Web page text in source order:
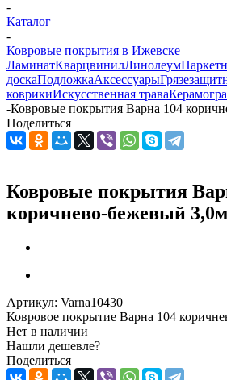
-
Каталог
-
Ковровые покрытия в Ижевске
ЛаминатКварцвинилЛинолеум
доскаПодложкаАксессуары
коврикиИскусственная трава
-Ковровые покрытия Варна 104
Поделиться
Ковровые покрытия
коричнево-бежевый 3,0м
Артикул: Varna10430
Ковровое покрытие Варна 104
Нет в наличии
Нашли дешевле?
Поделиться